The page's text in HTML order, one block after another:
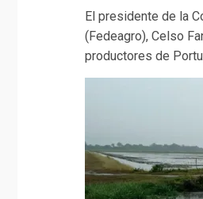
El presidente de la
(Fedeagro), Celso
productores de